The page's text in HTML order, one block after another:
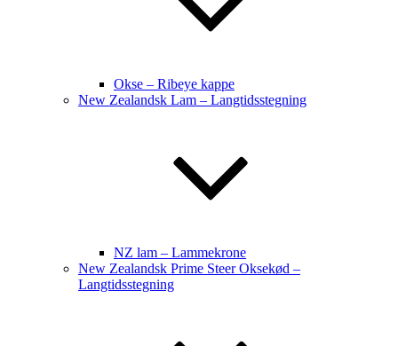
Okse – Ribeye kappe
New Zealandsk Lam – Langtidsstegning
NZ lam – Lammekrone
New Zealandsk Prime Steer Oksekød –
Langtidsstegning